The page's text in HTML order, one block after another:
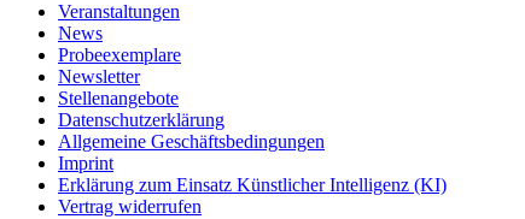
Veranstaltungen
News
Probeexemplare
Newsletter
Stellenangebote
Datenschutzerklärung
Allgemeine Geschäftsbedingungen
Imprint
Erklärung zum Einsatz Künstlicher Intelligenz (KI)
Vertrag widerrufen